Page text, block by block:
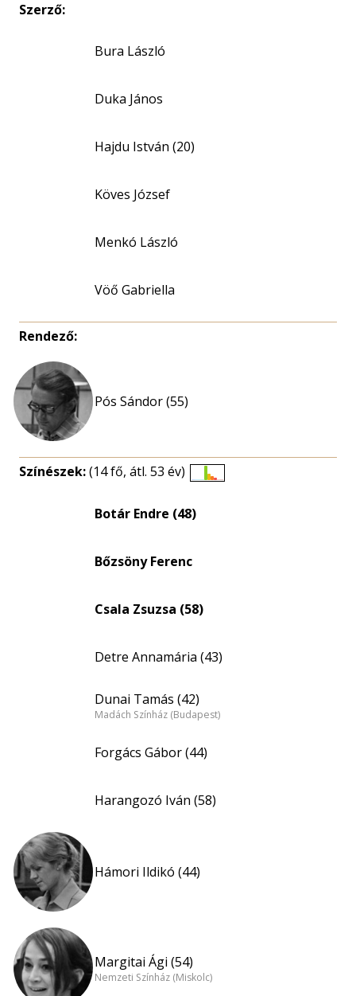
Szerző:
Bura László
Duka János
Hajdu István (20)
Köves József
Menkó László
Vöő Gabriella
Rendező:
Pós Sándor (55)
Színészek:(14 fő, átl. 53 év)
Botár Endre (48)
Bőzsöny Ferenc
Csala Zsuzsa (58)
Detre Annamária (43)
Dunai Tamás (42)
Madách Színház (Budapest)
Forgács Gábor (44)
Harangozó Iván (58)
Hámori Ildikó (44)
Margitai Ági (54)
Nemzeti Színház (Miskolc)